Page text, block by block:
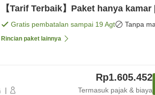
【Tarif Terbaik】Paket hanya
Gratis pembatalan sampai 19 Agt Tanpa
Rincian paket lainnya
|
Rp1.605.452
Termasuk pajak & biaya